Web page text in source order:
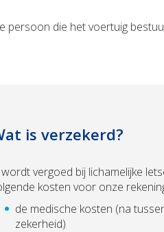
persoon die het voertuig
is verzekerd?
vergoed bij lichamelijke
kosten voor onze
de medische kosten (na
zekerheid)